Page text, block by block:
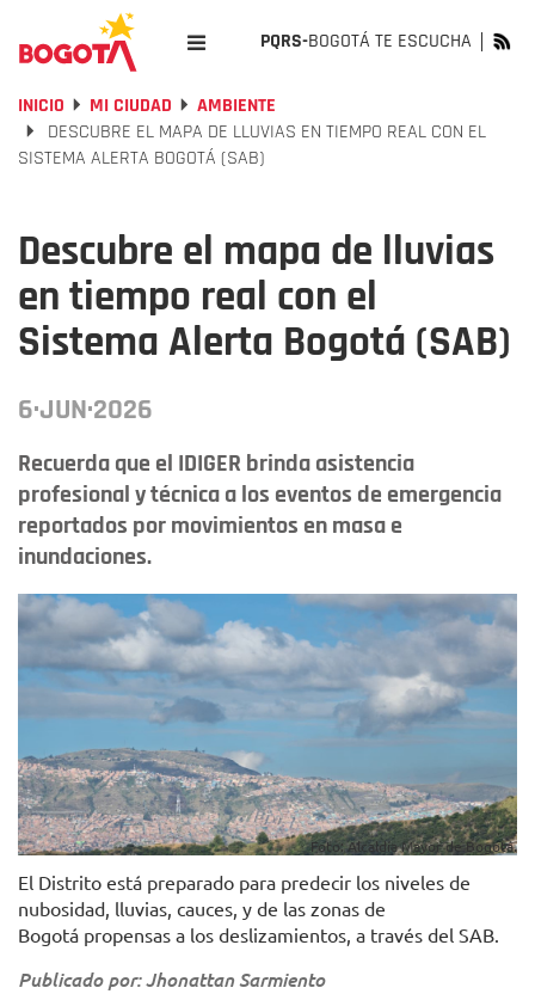
PQRS-BOGOTÁ TE ESCUCHA
INICIO MI CIUDAD
AMBIENTE
DESCUBRE EL MAPA DE LLUVIAS EN TIEMPO REAL CON EL
SISTEMA ALERTA BOGOTÁ (SAB)
Descubre el mapa de lluvias
en tiempo real con el
Sistema Alerta Bogotá (SAB)
6·JUN·2026
Recuerda que el IDIGER brinda asistencia
profesional y técnica a los eventos de emergencia
reportados por movimientos en masa e
inundaciones.
Foto: Alcaldía Mayor de Bogotá.
El Distrito está preparado para predecir los niveles de
nubosidad, lluvias, cauces, y de las zonas de
Bogotá propensas a los deslizamientos, a través del SAB.
Publicado por: Jhonattan Sarmiento